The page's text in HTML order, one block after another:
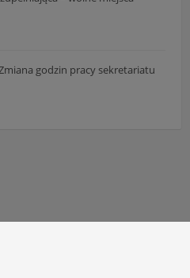
godzin pracy sekretariatu